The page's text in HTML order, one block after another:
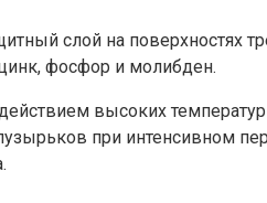
слой на поверхностях
фосфор и молибден.
высоких
при интенсивном